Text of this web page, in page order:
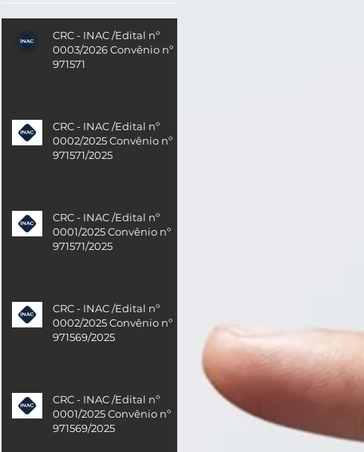
CRC - INAC /Edital nº
0003/2026 Convênio nº
971571
CRC - INAC /Edital nº
0002/2025 Convênio nº
971571/2025
CRC - INAC /Edital nº
0001/2025 Convênio nº
971571/2025
CRC - INAC /Edital nº
0002/2025 Convênio nº
971569/2025
CRC - INAC /Edital nº
0001/2025 Convênio nº
971569/2025